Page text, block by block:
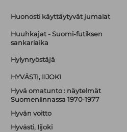
Huonosti käyttäytyvät jumalat
Huuhkajat - Suomi-futiksen
sankariaika
Hylynryöstäjä
HYVÄSTI, IIJOKI
Hyvä omatunto : näytelmät
Suomenlinnassa 1970-1977
Hyvän voitto
Hyvästi, Iijoki